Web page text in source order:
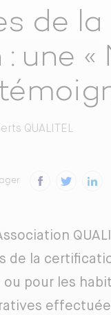
de la
une «
QUALITEL
de la
pour les